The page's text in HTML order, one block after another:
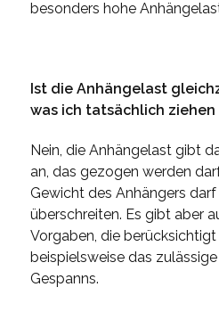
besonders hohe
Ist die Anhängelast
was ich tatsächlich ziehen
Nein, die Anhängelast gibt
an, das gezogen werden
Gewicht des Anhängers
überschreiten. Es gibt aber
Vorgaben, die
beispielsweise das
Gespanns.